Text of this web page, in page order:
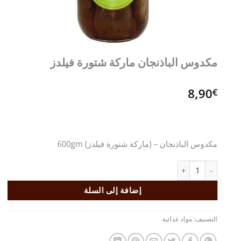
مكدوس الباذنجان ماركة شتورة فيلدز
8,90€
مكدوس الباذنجان – (ماركة شتورة فيلدز) 600gm
كمية مكدوس الباذنجان ماركة شتورة فيلدز
إضافة إلى السلة
التصنيف: مواد غذائية